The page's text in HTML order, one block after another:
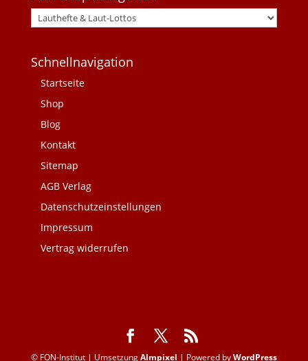
Schnellnavigation
Startseite
Shop
Blog
Kontakt
Sitemap
AGB Verlag
Datenschutzeinstellungen
Impressum
Vertrag widerrufen
© FON-Institut | UmsetzungAlmpixel | Powered byWordPress